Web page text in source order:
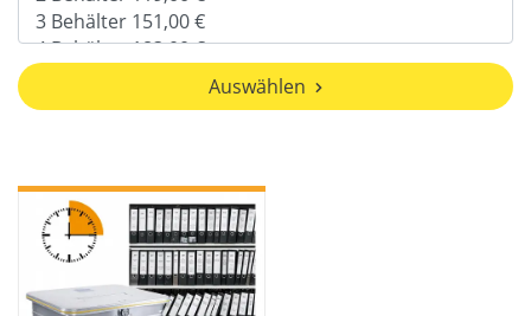
Auswählen